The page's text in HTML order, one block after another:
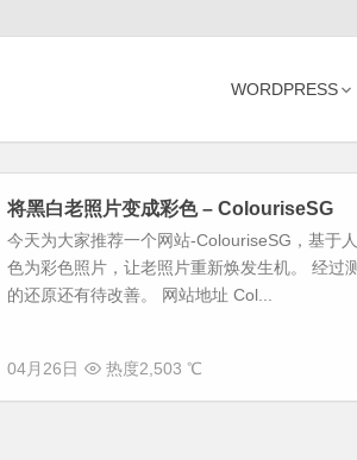
WORDPRESS
将黑白老照片变成彩色 – ColouriseSG
今天为大家推荐一个网站-ColouriseSG，基于
色为彩色照片，让老照片重新焕发生机。 经过
的还原还有待改善。 网站地址 Col...
04月26日 热度2,503 ℃